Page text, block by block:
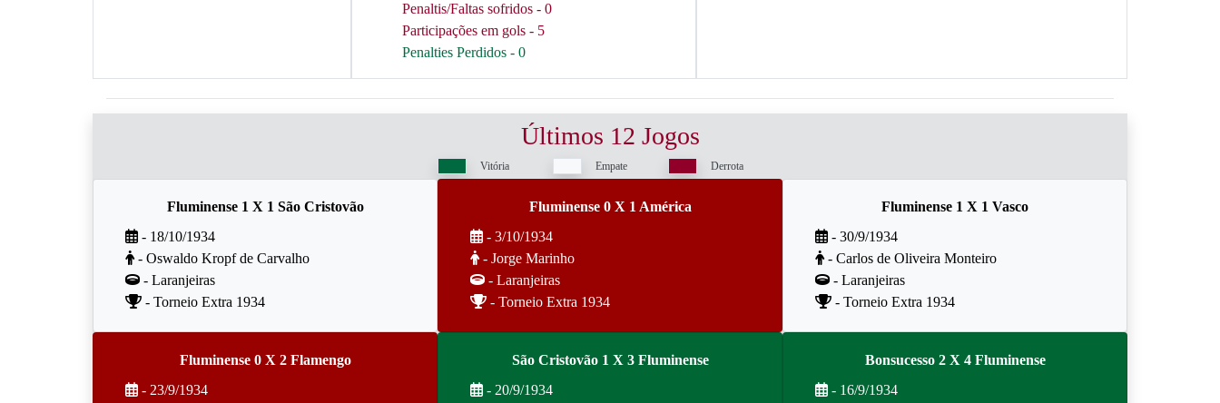
Penaltis/Faltas sofridos - 0
Participações em gols - 5
Penalties Perdidos - 0
Últimos 12 Jogos
Vitória Empate Derrota
Fluminense 1 X 1 São Cristovão
- 18/10/1934
- Oswaldo Kropf de Carvalho
- Laranjeiras
- Torneio Extra 1934
Fluminense 0 X 1 América
- 3/10/1934
- Jorge Marinho
- Laranjeiras
- Torneio Extra 1934
Fluminense 1 X 1 Vasco
- 30/9/1934
- Carlos de Oliveira Monteiro
- Laranjeiras
- Torneio Extra 1934
Fluminense 0 X 2 Flamengo
- 23/9/1934
São Cristovão 1 X 3 Fluminense
- 20/9/1934
Bonsucesso 2 X 4 Fluminense
- 16/9/1934